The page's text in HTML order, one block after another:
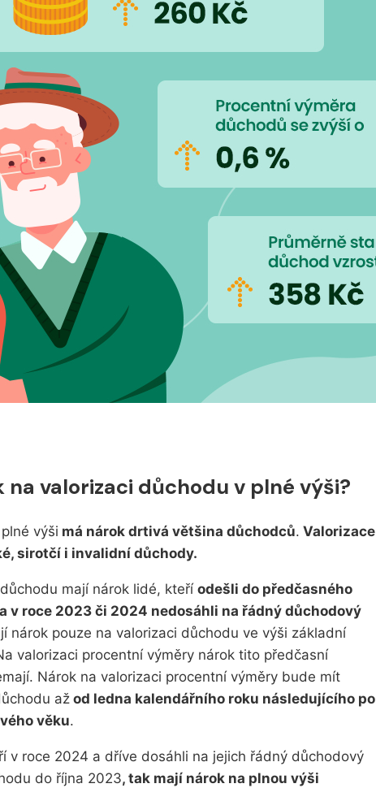
na valorizaci důchodu v plné výši?
výši má nárok drtivá většina důchodců. Valorizace
sirotčí i invalidní důchody.
mají nárok lidé, kteří odešli do předčasného
v roce 2023 či 2024 nedosáhli na řádný důchodový
nárok pouze na valorizaci důchodu ve výši základní
valorizaci procentní výměry nárok tito předčasní
Nárok na valorizaci procentní výměry bude mít
až od ledna kalendářního roku následujícího po
věku.
v roce 2024 a dříve dosáhli na jejich řádný důchodový
do října 2023, tak mají nárok na plnou výši